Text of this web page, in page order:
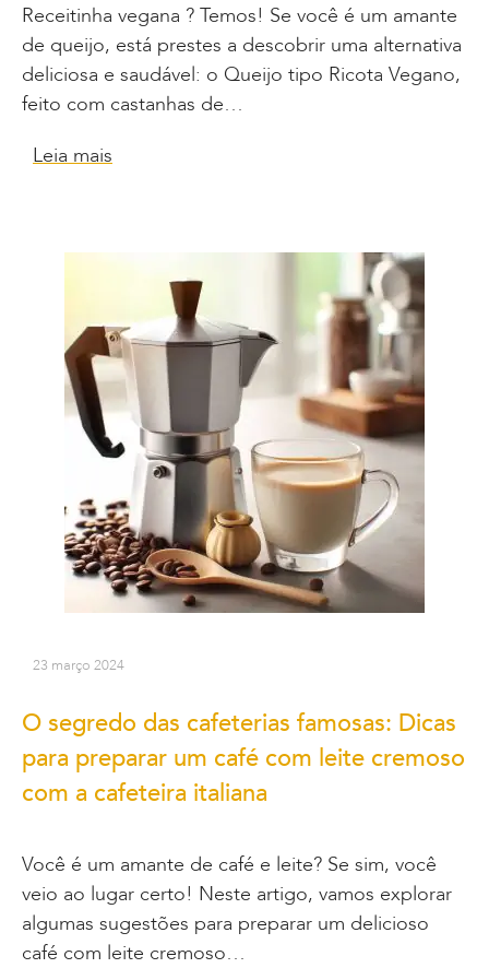
Receitinha vegana ? Temos! Se você é um amante
de queijo, está prestes a descobrir uma alternativa
deliciosa e saudável: o Queijo tipo Ricota Vegano,
feito com castanhas de…
Leia mais
23 março 2024
O segredo das cafeterias famosas: Dicas
para preparar um café com leite cremoso
com a cafeteira italiana
Você é um amante de café e leite? Se sim, você
veio ao lugar certo! Neste artigo, vamos explorar
algumas sugestões para preparar um delicioso
café com leite cremoso…